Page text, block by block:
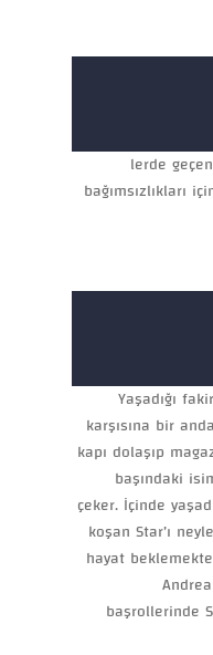
1800’lerde
bağımsızlıkları
Yaşadığı
karşısına bir
kapı dolaşıp
başındaki
çeker. İçinde
koşan Star’ı
hayat
başrollerinde